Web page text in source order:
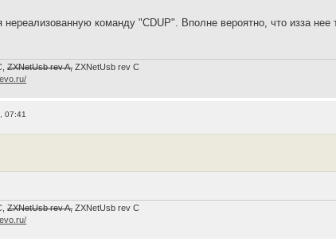
команду "CDUP". Вполне вероятно, что изза
ZXNetUsb rev A,ZXNetUsb rev С
07:41
ZXNetUsb rev A,ZXNetUsb rev С